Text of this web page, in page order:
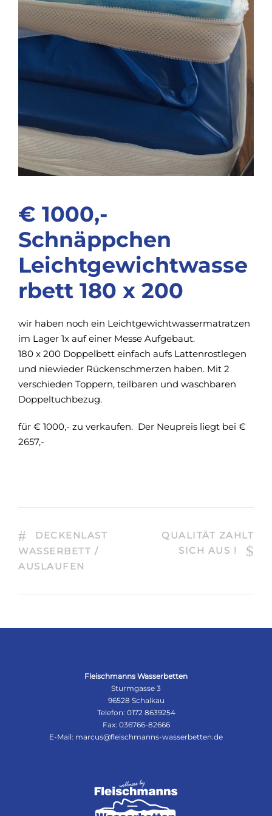
€ 1000,-
Schnäppchen
Leichtgewichtwasse
rbett 180 x 200
wir haben noch ein Leichtgewichtwassermatratzen
im Lager 1x auf einer Messe Aufgebaut.
180 x 200 Doppelbett einfach aufs Lattenrostlegen
und niewieder Rückenschmerzen haben. Mit 2
verschieden Toppern, teilbaren und waschbaren
Doppeltuchbezug.
für € 1000,- zu verkaufen. Der Neupreis liegt bei €
2657,-
QUALITÄT ZAHLT
SICH AUS !
DECKENLAST
WASSERBETT /
AUSLAUFEN
Fleischmanns Wasserbetten
Sturmgasse 3
96528 Schalkau
Telefon: 0172 8639254
Fax: 036766-82666
E-Mail: marcus@fleischmanns-wasserbetten.de